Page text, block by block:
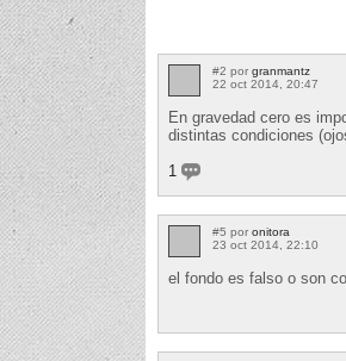
#2 por granmantz
22 oct 2014, 20:47
En gravedad cero es
distintas condiciones
1
#5 por onitora
23 oct 2014, 22:10
el fondo es falso o son